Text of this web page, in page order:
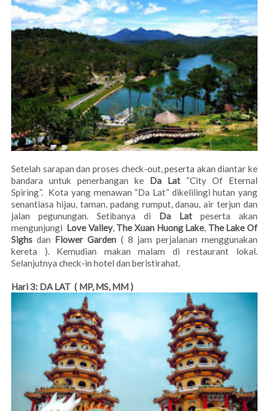
Setelah sarapan dan proses check-out, peserta akan diantar ke
bandara untuk penerbangan ke Da Lat “City Of Eternal
Spiring”. Kota yang menawan “Da Lat” dikelilingi hutan yang
senantiasa hijau, taman, padang rumput, danau, air terjun dan
jalan pegunungan. Setibanya di Da Lat peserta akan
mengunjungi Love Valley, The Xuan Huong Lake, The Lake Of
Sighs dan Flower Garden ( 8 jam perjalanan menggunakan
kereta ). Kemudian makan malam di restaurant lokal.
Selanjutnya check-in hotel dan beristirahat.
Hari 3: DA LAT ( MP, MS, MM )